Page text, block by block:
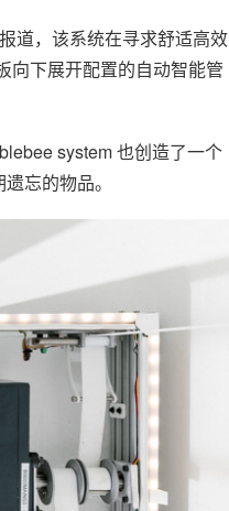
道，该系统在寻求舒适高效
向下展开配置的自动智能管
system 也创造了一个
忘的物品。